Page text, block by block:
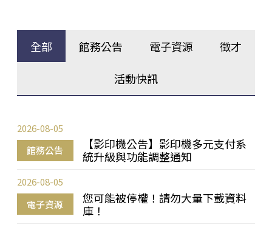
全部 館務公告 電子資源 徵才
活動快訊
館務公告
【影印機公告】影印機多元支付系
統升級與功能調整通知
2026-08-05
電子資源
您可能被停權！請勿大量下載資料
庫！
2026-08-05